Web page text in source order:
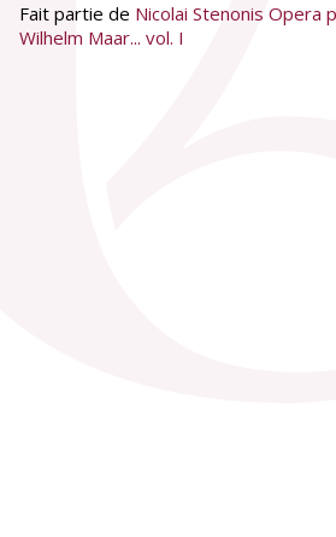
Fait partie de Nicolai Stenonis Opera
Wilhelm Maar... vol. I